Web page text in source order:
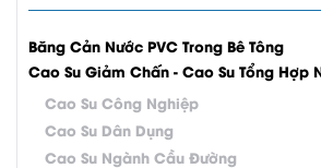
Băng Cản Nước PVC Trong Bê Tông
Cao Su Giảm Chấn - Cao Su Tổng Hợp
Cao Su Công Nghiệp
Cao Su Dân Dụng
Cao Su Ngành Cầu Đường